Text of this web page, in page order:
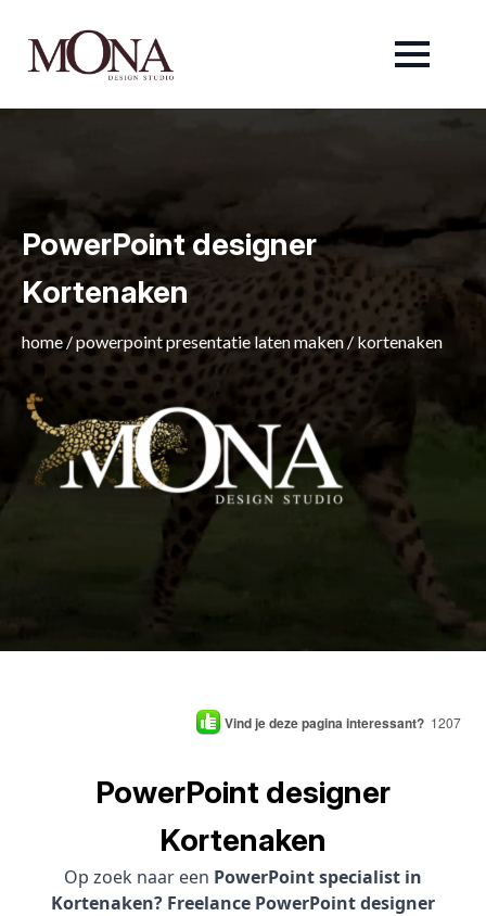
PowerPoint designer
Kortenaken
home /powerpoint presentatie laten maken/ kortenaken
Vind je deze pagina interessant? 1207
PowerPoint designer
Kortenaken
Op zoek naar een PowerPoint specialist in
Kortenaken? Freelance PowerPoint designer